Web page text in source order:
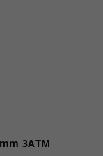
3ATM